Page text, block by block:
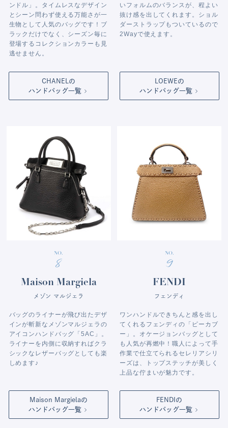
ンドル」。タイムレスなデザイン
とシーン問わず使える万能さが一
生物として人気のバッグです！ブ
ラックだけでなく、シーズン毎に
登場するコレクションカラーも見
逃せません。
CHANELの
ハンドバッグ一覧
いフォルムのバランスが、程よい
抜け感を出してくれます。ショル
ダーストラップもついているので
2Wayで使えます。
LOEWEの
ハンドバッグ一覧
NO.
8
Maison Margiela
メゾン マルジェラ
バッグのライナーが飛び出たデザ
インが斬新なメゾンマルジェラの
アイコンハンドバッグ「5AC」。
ライナーを内側に収納すればクラ
シックなレザーバッグとしても楽
しめます♪
Maison Margielaの
ハンドバッグ一覧
NO.
9
FENDI
フェンディ
ワンハンドルできちんと感を出し
てくれるフェンディの「ピーカブ
ー」。オケージョンバッグとして
も人気が再燃中！職人によって手
作業で仕立てられるセレリアシリ
ーズは、トップステッチが美しく
上品な佇まいが魅力です。
FENDIの
ハンドバッグ一覧